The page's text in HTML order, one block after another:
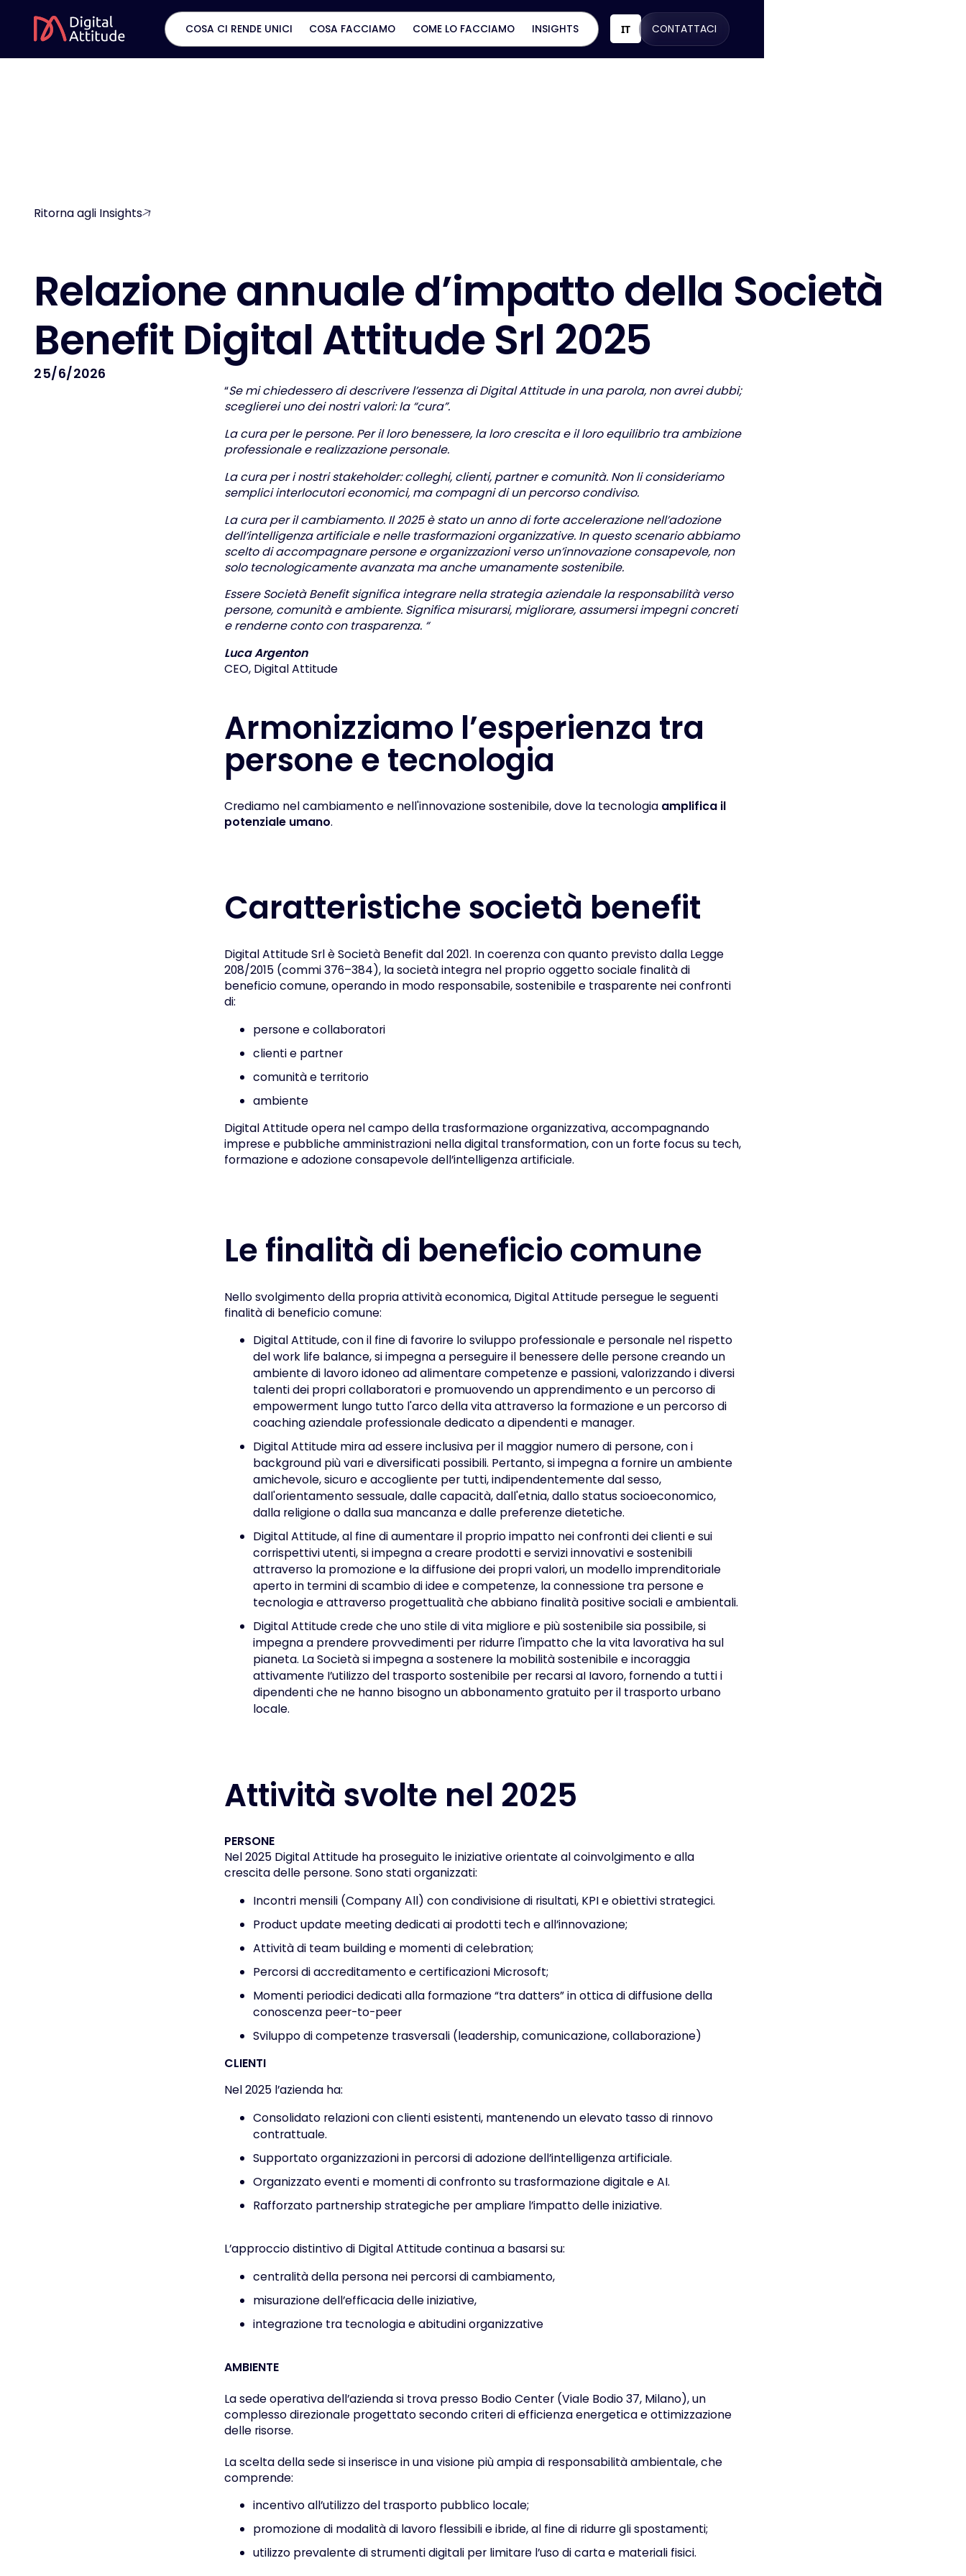
COSA CI RENDE UNICI COSA FACCIAMO COME LO FACCIAMO INSIGHTS IT CONTATTACI
Ritorna agli Insights
Relazioneannualed’impattodella Società
Benefit DigitalAttitudeSrl 2025
25/6/2026
“Se mi chiedessero di descrivere l’essenza di Digital Attitude in una parola, non avrei dubbi;
sceglierei uno dei nostri valori: la “cura”.
La cura per le persone. Per il loro benessere, la loro crescita e il loro equilibrio tra ambizione
professionale e realizzazione personale.
La cura per i nostri stakeholder: colleghi, clienti, partner e comunità. Non li consideriamo
semplici interlocutori economici, ma compagni di un percorso condiviso.
La cura per il cambiamento. Il 2025 è stato un anno di forte accelerazione nell’adozione
dell’intelligenza artificiale e nelle trasformazioni organizzative. In questo scenario abbiamo
scelto di accompagnare persone e organizzazioni verso un’innovazione consapevole, non
solo tecnologicamente avanzata ma anche umanamente sostenibile.
Essere Società Benefit significa integrare nella strategia aziendale la responsabilità verso
persone, comunità e ambiente. Significa misurarsi, migliorare, assumersi impegni concreti
e renderne conto con trasparenza. “
Luca Argenton
CEO, Digital Attitude
Armonizziamo l’esperienza tra
persone e tecnologia
Crediamo nel cambiamento e nell'innovazione sostenibile, dove la tecnologia amplifica il
potenziale umano.
Caratteristiche società benefit
Digital Attitude Srl è Società Benefit dal 2021. In coerenza con quanto previsto dalla Legge
208/2015 (commi 376–384), la società integra nel proprio oggetto sociale finalità di
beneficio comune, operando in modo responsabile, sostenibile e trasparente nei confronti
di:
persone e collaboratori
clienti e partner
comunità e territorio
ambiente
Digital Attitude opera nel campo della trasformazione organizzativa, accompagnando
imprese e pubbliche amministrazioni nella digital transformation, con un forte focus su tech,
formazione e adozione consapevole dell’intelligenza artificiale.
Le finalità di beneficio comune
Nello svolgimento della propria attività economica, Digital Attitude persegue le seguenti
finalità di beneficio comune:
Digital Attitude, con il fine di favorire lo sviluppo professionale e personale nel rispetto
del work life balance, si impegna a perseguire il benessere delle persone creando un
ambiente di lavoro idoneo ad alimentare competenze e passioni, valorizzando i diversi
talenti dei propri collaboratori e promuovendo un apprendimento e un percorso di
empowerment lungo tutto l'arco della vita attraverso la formazione e un percorso di
coaching aziendale professionale dedicato a dipendenti e manager.
Digital Attitude mira ad essere inclusiva per il maggior numero di persone, con i
background più vari e diversificati possibili. Pertanto, si impegna a fornire un ambiente
amichevole, sicuro e accogliente per tutti, indipendentemente dal sesso,
dall'orientamento sessuale, dalle capacità, dall'etnia, dallo status socioeconomico,
dalla religione o dalla sua mancanza e dalle preferenze dietetiche.
Digital Attitude, al fine di aumentare il proprio impatto nei confronti dei clienti e sui
corrispettivi utenti, si impegna a creare prodotti e servizi innovativi e sostenibili
attraverso la promozione e la diffusione dei propri valori, un modello imprenditoriale
aperto in termini di scambio di idee e competenze, la connessione tra persone e
tecnologia e attraverso progettualità che abbiano finalità positive sociali e ambientali.
Digital Attitude crede che uno stile di vita migliore e più sostenibile sia possibile, si
impegna a prendere provvedimenti per ridurre l'impatto che la vita lavorativa ha sul
pianeta. La Società si impegna a sostenere la mobilità sostenibile e incoraggia
attivamente I’utiIizzo del trasporto sostenibiIe per recarsi aI Iavoro, fornendo a tutti i
dipendenti che ne hanno bisogno un abbonamento gratuito per il trasporto urbano
locale.
Attività svolte nel 2025
PERSONE
Nel 2025 Digital Attitude ha proseguito le iniziative orientate al coinvolgimento e alla
crescita delle persone. Sono stati organizzati:
Incontri mensili (Company All) con condivisione di risultati, KPI e obiettivi strategici.
Product update meeting dedicati ai prodotti tech e all’innovazione;
Attività di team building e momenti di celebration;
Percorsi di accreditamento e certificazioni Microsoft;
Momenti periodici dedicati alla formazione “tra datters” in ottica di diffusione della
conoscenza peer-to-peer
Sviluppo di competenze trasversali (leadership, comunicazione, collaborazione)
CLIENTI
Nel 2025 l’azienda ha:
Consolidato relazioni con clienti esistenti, mantenendo un elevato tasso di rinnovo
contrattuale.
Supportato organizzazioni in percorsi di adozione dell’intelligenza artificiale.
Organizzato eventi e momenti di confronto su trasformazione digitale e AI.
Rafforzato partnership strategiche per ampliare l’impatto delle iniziative.
L’approccio distintivo di Digital Attitude continua a basarsi su:
centralità della persona nei percorsi di cambiamento,
misurazione dell’efficacia delle iniziative,
integrazione tra tecnologia e abitudini organizzative
AMBIENTE
La sede operativa dell’azienda si trova presso Bodio Center (Viale Bodio 37, Milano), un
complesso direzionale progettato secondo criteri di efficienza energetica e ottimizzazione
delle risorse.
La scelta della sede si inserisce in una visione più ampia di responsabilità ambientale, che
comprende:
incentivo all’utilizzo del trasporto pubblico locale;
promozione di modalità di lavoro flessibili e ibride, al fine di ridurre gli spostamenti;
utilizzo prevalente di strumenti digitali per limitare l’uso di carta e materiali fisici.